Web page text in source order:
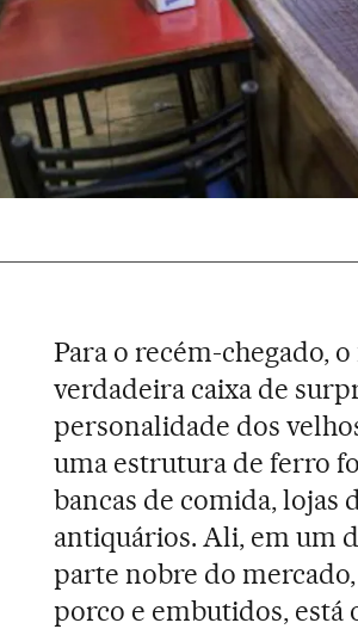
Para o recém-chegado,
verdadeira caixa de
personalidade dos
uma estrutura de ferro
bancas de comida, lojas
antiquários. Ali, em um
parte nobre do
porco e embutidos, está